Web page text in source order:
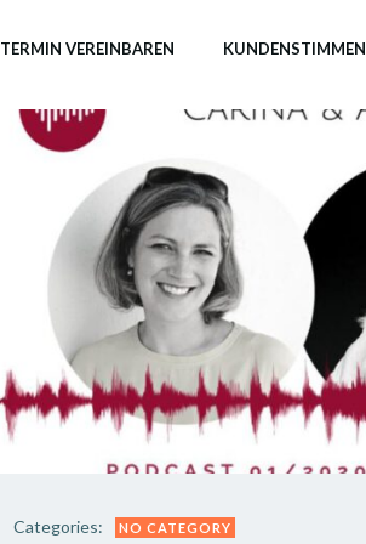
TERMIN VEREINBAREN KUNDENSTIMMEN
Categories: NO CATEGORY